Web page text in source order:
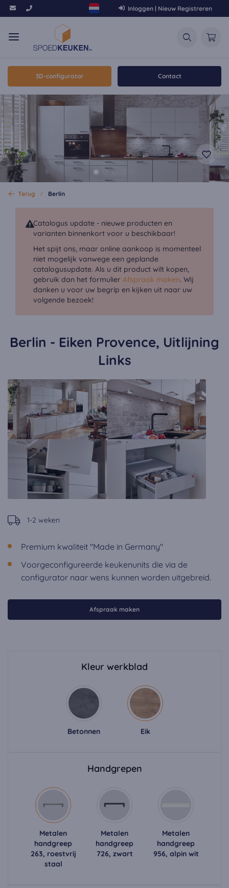
Inloggen | Nieuw Registreren
3D-configurator Contact
Terug Berlin
Catalogus update - nieuwe producten en
varianten binnenkort voor u beschikbaar!
Het spijt ons, maar online aankoop is momenteel
niet mogelijk vanwege een geplande
catalogusupdate. Als u dit product wilt kopen,
gebruik dan het formulier Afspraak maken. Wij
danken u voor uw begrip en kijken uit naar uw
volgende bezoek!
Berlin - Eiken Provence, Uitlijning
Links
1-2 weken
Premium kwaliteit "Made in Germany"
Voorgeconfigureerde keukenunits die via de
configurator naar wens kunnen worden uitgebreid.
Afspraak maken
Kleur werkblad
Betonnen Eik
Handgrepen
Metalen
handgreep
263, roestvrij
staal
Metalen
handgreep
726, zwart
Metalen
handgreep
956, alpin wit